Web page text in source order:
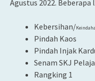
Agustus 2022.
Kebersihan/
Pindah Kaos
Pindah Injak
Senam SKJ
Rangking 1